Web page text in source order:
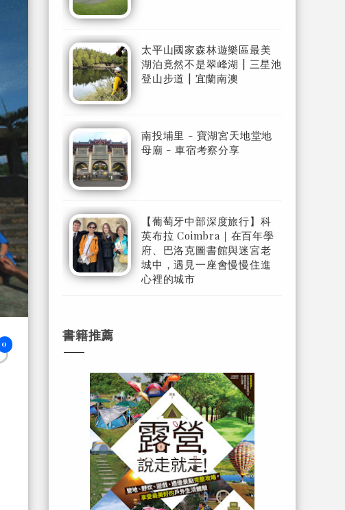
0
太平山國家森林遊樂區最美
湖泊竟然不是翠峰湖 | 三星池
登山步道 | 宜蘭南澳
南投埔里 - 寶湖宮天地堂地
母廟 - 車宿考察分享
【葡萄牙中部深度旅行】科
英布拉 Coimbra｜在百年學
府、巴洛克圖書館與迷宮老
城中，遇見一座會慢慢住進
心裡的城市
書籍推薦